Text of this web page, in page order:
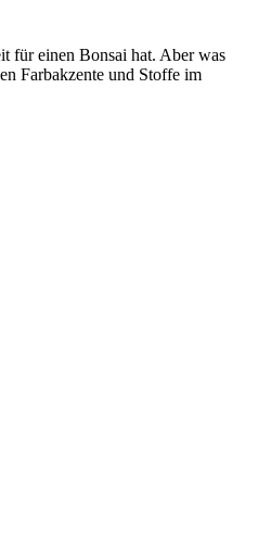
für einen Bonsai hat. Aber was
Farbakzente und Stoffe im